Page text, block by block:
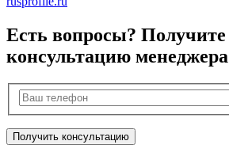
Есть вопросы? Получите
консультацию менеджера